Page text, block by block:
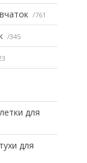
761
345
для
для